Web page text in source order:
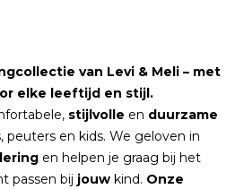
van Levi & Meli – met
elke leeftijd en stijl.
stijlvolle en duurzame
peuters en kids. We geloven in
en helpen je graag bij het
passen bij jouw kind. Onze